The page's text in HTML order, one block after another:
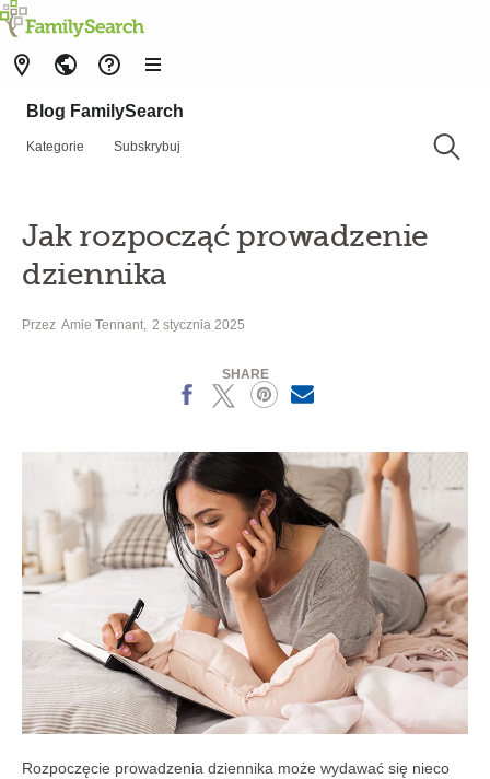
Blog FamilySearch
Kategorie Subskrybuj
Jak rozpocząć prowadzenie
dziennika
Przez Amie Tennant 2 stycznia 2025
SHARE
X
Rozpoczęcie prowadzenia dziennika może wydawać się nieco